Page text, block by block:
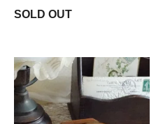
SOLD OUT